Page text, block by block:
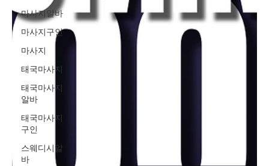
마사지알바
마사지구인
마사지
태국마사지
태국마사지
알바
태국마사지
구인
스웨디시알
바